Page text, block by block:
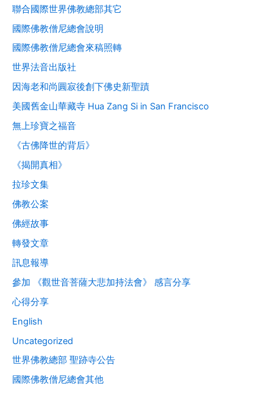
聯合國際世界佛教總部其它
國際佛教僧尼總會說明
國際佛教僧尼總會來稿照轉
世界法音出版社
因海老和尚圓寂後創下佛史新聖蹟
美國舊金山華藏寺 Hua Zang Si in San Francisco
無上珍寶之福音
《古佛降世的背后》
《揭開真相》
拉珍文集
佛教公案
佛經故事
轉發文章
訊息報導
參加 《觀世音菩薩大悲加持法會》 感言分享
心得分享
English
Uncategorized
世界佛教總部 聖跡寺公告
國際佛教僧尼總會其他